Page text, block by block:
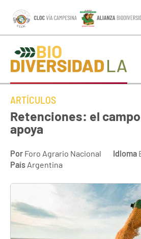
ARTÍCULOS
Retenciones: el
apoya
Por Foro Agrario Nacional Idioma
País Argentina